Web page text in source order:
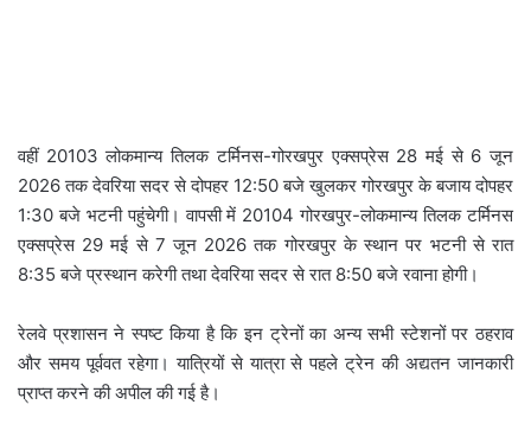
वहीं 20103 लोकमान्य तिलक टर्मिनस-गोरखपुर एक्सप्रेस 28 मई से 6 जून
2026 तक देवरिया सदर से दोपहर 12:50 बजे खुलकर गोरखपुर के बजाय दोपहर
1:30 बजे भटनी पहुंचेगी। वापसी में 20104 गोरखपुर-लोकमान्य तिलक टर्मिनस
एक्सप्रेस 29 मई से 7 जून 2026 तक गोरखपुर के स्थान पर भटनी से रात
8:35 बजे प्रस्थान करेगी तथा देवरिया सदर से रात 8:50 बजे रवाना होगी।
रेलवे प्रशासन ने स्पष्ट किया है कि इन ट्रेनों का अन्य सभी स्टेशनों पर ठहराव
और समय पूर्ववत रहेगा। यात्रियों से यात्रा से पहले ट्रेन की अद्यतन जानकारी
प्राप्त करने की अपील की गई है।